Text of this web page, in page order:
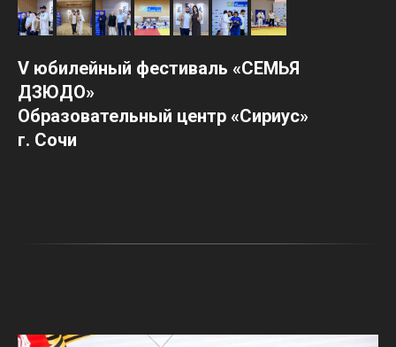
V юбилейный фестиваль «СЕМЬЯ
ДЗЮДО»
Образовательный центр «Сириус»
г. Сочи